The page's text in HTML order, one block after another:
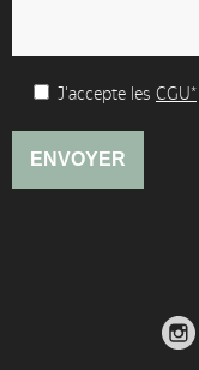
J'accepte les CGU*